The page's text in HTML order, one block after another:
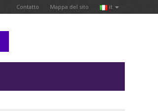
Contatto Mappa del sito it